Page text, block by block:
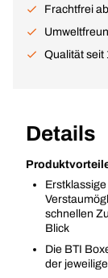
Frachtfrei
Qualität seit
Details
schnellen
Blick
Die BTI
der